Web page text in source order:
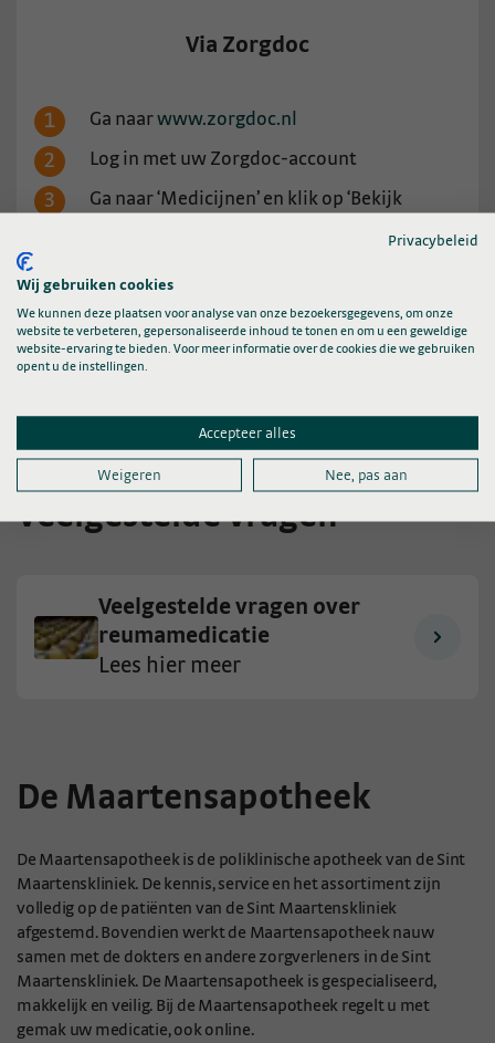
Via Zorgdoc
Ga naarwww.zorgdoc.nl
Log in met uw Zorgdoc-account
Ga naar ‘Medicijnen’ en klik op ‘Bekijk
informatie over het medicijn te bekijken.
Heeft u nog geen Zorgdoc-account of wilt u weten
Veelgestelde vragen
Veelgestelde vragen over
reumamedicatie
Lees hier meer
De Maartensapotheek
De Maartensapotheek is de poliklinische apotheek van de Sint
Maartenskliniek. De kennis, service en het assortiment zijn
volledig op de patiënten van de Sint Maartenskliniek
afgestemd. Bovendien werkt de Maartensapotheek nauw
samen met de dokters en andere zorgverleners in de Sint
Maartenskliniek. De Maartensapotheek is gespecialiseerd,
makkelijk en veilig. Bij de Maartensapotheek regelt u met
gemak uw medicatie, ook online.
Privacybeleid
Wij gebruiken cookies
We kunnen deze plaatsen voor analyse van onze bezoekersgegevens, om onze
website te verbeteren, gepersonaliseerde inhoud te tonen en om u een geweldige
website-ervaring te bieden. Voor meer informatie over de cookies die we gebruiken
opent u de instellingen.
Accepteer alles
Weigeren Nee, pas aan